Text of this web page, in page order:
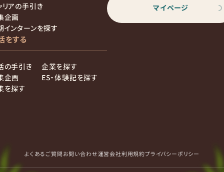
リアの手引き
企画
インターンを探す
をする
の手引き
企画
を探す
企業を探す
ES・体験記を探す
マイページ
よくあるご質問お問い合わせ運営会社利用規約プライバシーポリシー